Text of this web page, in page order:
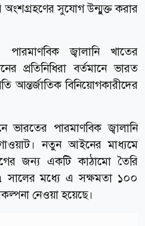
অংশগ্রহণের সুযোগ উন্মুক্ত করার
পারমাণবিক জ্বালানি খাতের
প্রতিনিধিরা বর্তমানে ভারত
আন্তর্জাতিক বিনিয়োগকারীদের
পারমাণবিক জ্বালানি
নতুন আইনের মাধ্যমে
জন্য একটি কাঠামো তৈরি
সালের মধ্যে এ সক্ষমতা ১০০
নেওয়া হয়েছে।